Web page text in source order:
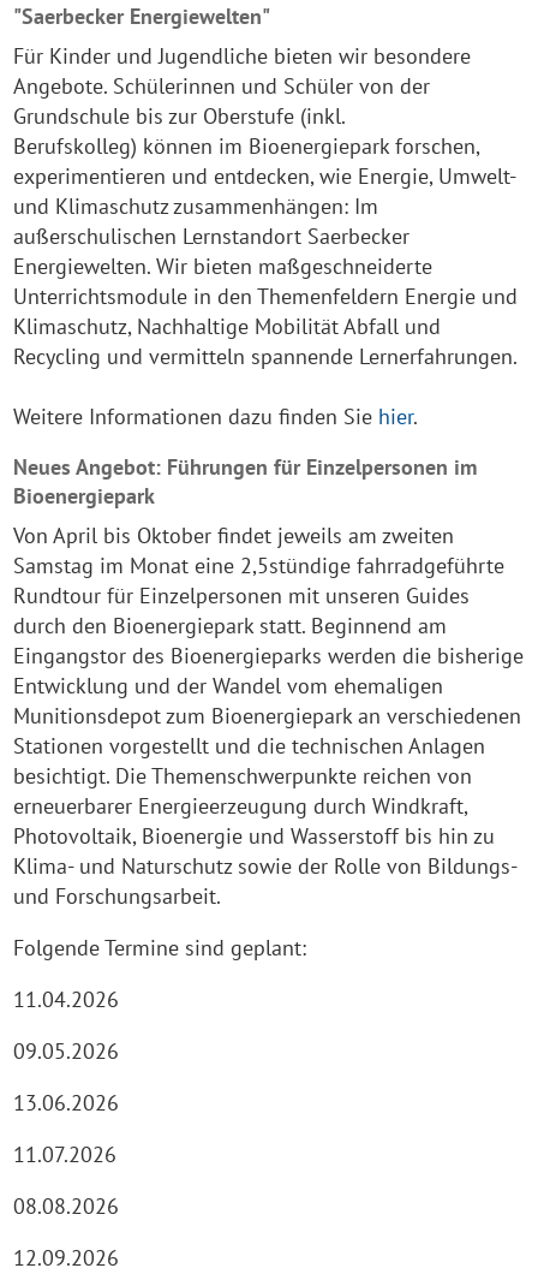
"Saerbecker Energiewelten"
Für Kinder und Jugendliche bieten wir besondere
Angebote. Schülerinnen und Schüler von der
Grundschule bis zur Oberstufe (inkl.
Berufskolleg) können im Bioenergiepark forschen,
experimentieren und entdecken, wie Energie, Umwelt-
und Klimaschutz zusammenhängen: Im
außerschulischen Lernstandort Saerbecker
Energiewelten. Wir bieten maßgeschneiderte
Unterrichtsmodule in den Themenfeldern Energie und
Klimaschutz, Nachhaltige Mobilität Abfall und
Recycling und vermitteln spannende Lernerfahrungen.
Weitere Informationen dazu finden Sie hier.
Neues Angebot: Führungen für Einzelpersonen im
Bioenergiepark
Von April bis Oktober findet jeweils am zweiten
Samstag im Monat eine 2,5stündige fahrradgeführte
Rundtour für Einzelpersonen mit unseren Guides
durch den Bioenergiepark statt. Beginnend am
Eingangstor des Bioenergieparks werden die bisherige
Entwicklung und der Wandel vom ehemaligen
Munitionsdepot zum Bioenergiepark an verschiedenen
Stationen vorgestellt und die technischen Anlagen
besichtigt. Die Themenschwerpunkte reichen von
erneuerbarer Energieerzeugung durch Windkraft,
Photovoltaik, Bioenergie und Wasserstoff bis hin zu
Klima- und Naturschutz sowie der Rolle von Bildungs-
und Forschungsarbeit.
Folgende Termine sind geplant:
11.04.2026
09.05.2026
13.06.2026
11.07.2026
08.08.2026
12.09.2026